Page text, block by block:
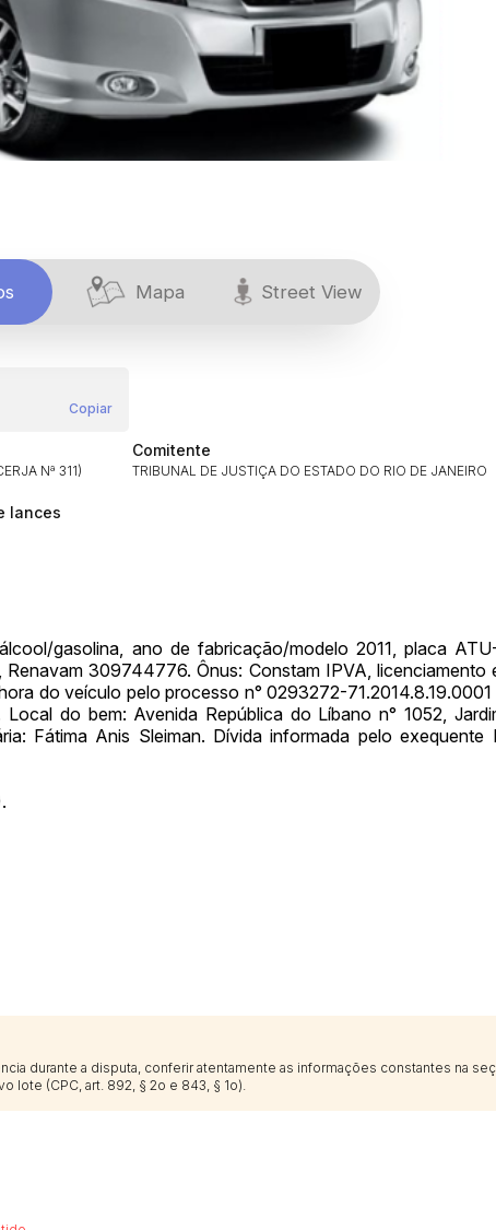
Mapa Street View
Copiar
Nª 311)
Comitente
TRIBUNAL DE JUSTIÇA DO ESTADO DO RIO DE JANEIRO
lances
gasolina, ano de fabricação/modelo 2011, placa
309744776. Ônus: Constam IPVA, licenciamento
do veículo pelo processo n° 0293272-71.2014.8.19.0001
do bem: Avenida República do Líbano n° 1052,
Fátima Anis Sleiman. Dívida informada pelo exequente
durante a disputa, conferir atentamente as informações constantes na
lote (CPC, art. 892, § 2o e 843, § 1o).
Proposta
Histórico de Propostas
para efetuar lances ou propostas